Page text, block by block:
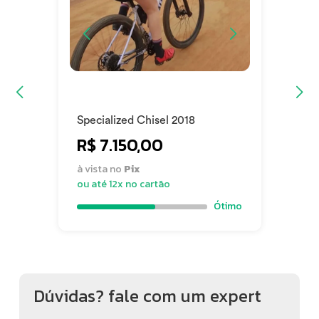
Specialized Chisel 2018
R$ 7.150,00
à vista no Pix
ou até 12x no cartão
Ótimo
Dúvidas? fale com um expert